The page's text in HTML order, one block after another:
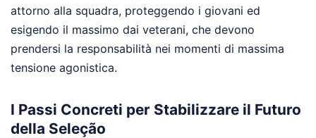
attorno alla squadra, proteggendo i giovani ed
esigendo il massimo dai veterani, che devono
prendersi la responsabilità nei momenti di massima
tensione agonistica.
I Passi Concreti per Stabilizzare il Futuro
della Seleção